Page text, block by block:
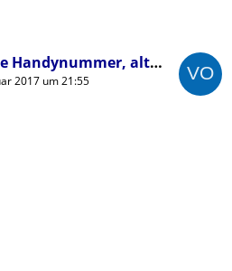
WhatsApp - Neue Handynummer, alte Rufnummer
2017 um 21:55